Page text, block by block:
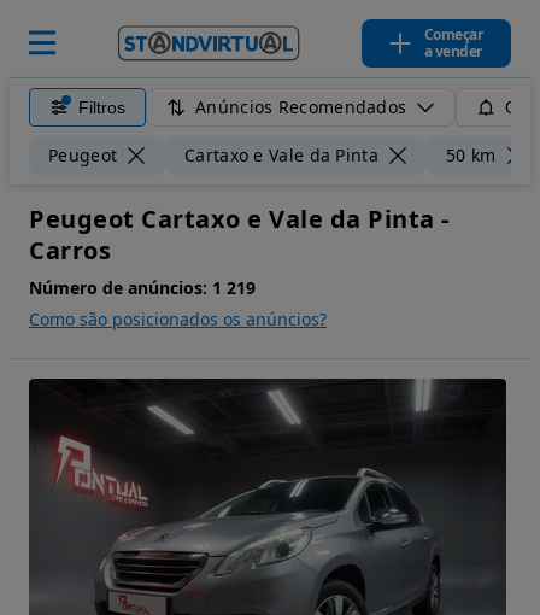
Começar
a vender
Filtros Anúncios Recomendados
Peugeot Cartaxo e Vale da Pinta 50 km
Peugeot Cartaxo e Vale da Pinta -
Carros
Número de anúncios: 1 219
Como são posicionados os anúncios?